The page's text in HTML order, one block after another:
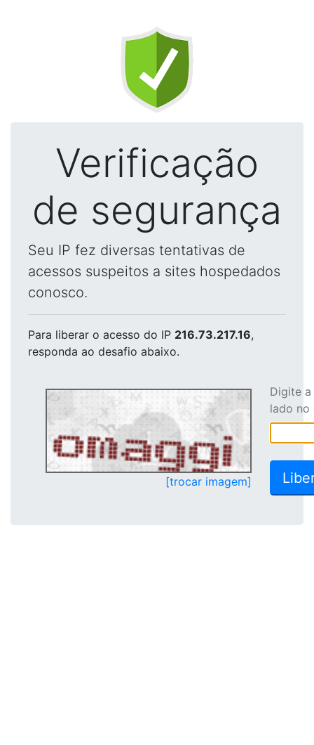
Verificação
de segurança
Seu IP fez diversas tentativas de
acessos suspeitos a sites hospedados
conosco.
Para liberar o acesso do IP 216.73.217.16,
responda ao desafio abaixo.
[trocar imagem]
Digite
lado no